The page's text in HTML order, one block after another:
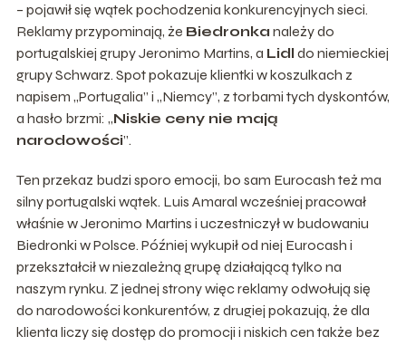
– pojawił się wątek pochodzenia konkurencyjnych sieci.
Reklamy przypominają, że Biedronka należy do
portugalskiej grupy Jeronimo Martins, a Lidl do niemieckiej
grupy Schwarz. Spot pokazuje klientki w koszulkach z
napisem „Portugalia” i „Niemcy”, z torbami tych dyskontów,
a hasło brzmi: „Niskie ceny nie mają
narodowości”.
Ten przekaz budzi sporo emocji, bo sam Eurocash też ma
silny portugalski wątek. Luis Amaral wcześniej pracował
właśnie w Jeronimo Martins i uczestniczył w budowaniu
Biedronki w Polsce. Później wykupił od niej Eurocash i
przekształcił w niezależną grupę działającą tylko na
naszym rynku. Z jednej strony więc reklamy odwołują się
do narodowości konkurentów, z drugiej pokazują, że dla
klienta liczy się dostęp do promocji i niskich cen także bez